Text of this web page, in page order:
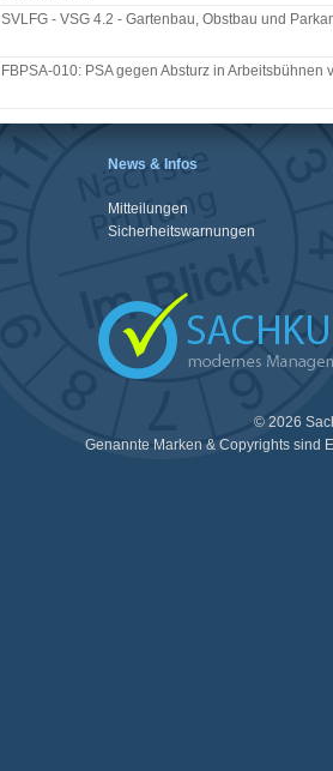
SVLFG - VSG 4.2 - Gartenbau, Obstbau und
FBPSA-010: PSA gegen Absturz in
News & Infos
Mitteilungen
Sicherheitswarnungen
© 2026
Genannte Marken & Copyrights sind